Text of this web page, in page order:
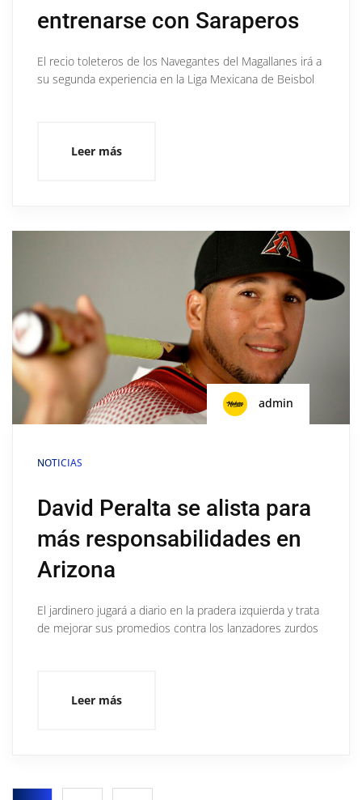
entrenarse con Saraperos
El recio toleteros de los Navegantes del Magallanes irá a
su segunda experiencia en la Liga Mexicana de Beisbol
Leer más
admin
NOTICIAS
David Peralta se alista para
más responsabilidades en
Arizona
El jardinero jugará a diario en la pradera izquierda y trata
de mejorar sus promedios contra los lanzadores zurdos
Leer más